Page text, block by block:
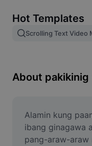
Image merge
Resize Image
Meme Generator
AI Text Remover
Hot Templates
Scrolling Text Video
Alamin kung
ibang ginagawa
pang-araw-araw